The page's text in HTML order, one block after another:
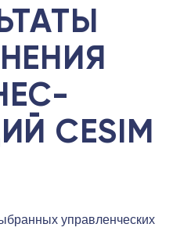
CESIM
управленческих